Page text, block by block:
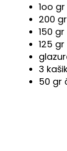
1oo
200
150
125
3
50 gr